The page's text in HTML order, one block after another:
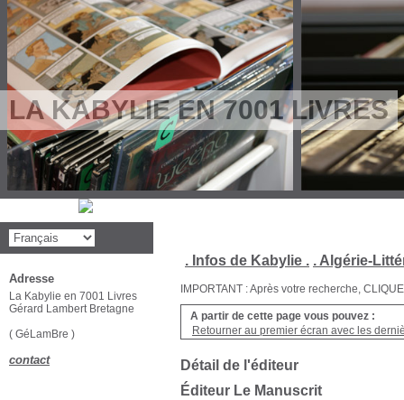
LA KABYLIE EN 7001 LIVRES
. Infos de Kabylie . . Algérie-
IMPORTANT : Après votre recherche,
A partir de cette page vous pouvez :
Retourner au premier écran avec les
Détail de l'éditeur
Éditeur Le Manuscrit
Adresse
La Kabylie en 7001 Livres
Gérard Lambert Bretagne
( GéLamBre )
contact